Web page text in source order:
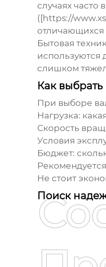
случаях
([https://
отличающихся
Бытовая
используются
слишком
Как выбрать
При выборе
Нагрузка:
Скорость
Условия
Бюджет:
Не стоит
Поиск